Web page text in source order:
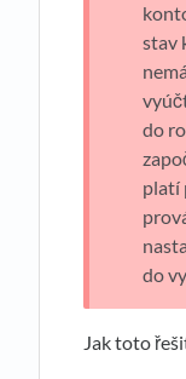
stav
do
platí
do
Jak toto